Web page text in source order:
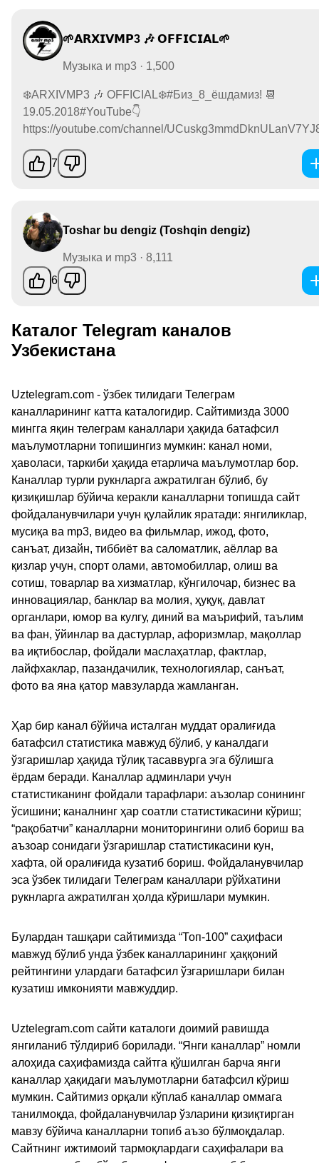
🌱𝗔𝗥𝗫𝗜𝗩𝗠𝗣3 🎶 𝗢𝗙𝗙𝗜𝗖𝗜𝗔𝗟🌱
Музыка и mp3 · 1,500
❄️ARXIVMP3 🎶 OFFICIAL❄️#Биз_8_ёшдамиз! 📆
19.05.2018#YouTube👇
https://youtube.com/channel/
7
Toshar bu dengiz (Toshqin dengiz)
Музыка и mp3 · 8,111
6
Каталог Telegram каналов
Узбекистана
Uztelegram.com - ўзбек тилидаги Телеграм
каналларининг катта каталогидир. Сайтимизда 3000
мингга яқин телеграм каналлари ҳақида батафсил
маълумотларни топишингиз мумкин: канал номи,
ҳаволаси, таркиби ҳақида етарлича маълумотлар бор.
Каналлар турли рукнларга ажратилган бўлиб, бу
қизиқишлар бўйича керакли каналларни топишда сайт
фойдаланувчилари учун қулайлик яратади: янгиликлар,
мусиқа ва mp3, видео ва фильмлар, ижод, фото,
санъат, дизайн, тиббиёт ва саломатлик, аёллар ва
қизлар учун, спорт олами, автомобиллар, олиш ва
сотиш, товарлар ва хизматлар, кўнгилочар, бизнес ва
инновациялар, банклар ва молия, ҳуқуқ, давлат
органлари, юмор ва кулгу, диний ва маърифий, таълим
ва фан, ўйинлар ва дастурлар, афоризмлар, мақоллар
ва иқтибослар, фойдали маслаҳатлар, фактлар,
лайфхаклар, пазандачилик, технологиялар, санъат,
фото ва яна қатор мавзуларда жамланган.
Ҳар бир канал бўйича исталган муддат оралиғида
батафсил статистика мавжуд бўлиб, у каналдаги
ўзгаришлар ҳақида тўлиқ тасаввурга эга бўлишга
ёрдам беради. Каналлар админлари учун
статистиканинг фойдали тарафлари: аъзолар сонининг
ўсишини; каналнинг ҳар соатли статистикасини кўриш;
“рақобатчи” каналларни мониторингини олиб бориш ва
аъзоар сонидаги ўзгаришлар статистикасини кун,
хафта, ой оралиғида кузатиб бориш. Фойдаланувчилар
эса ўзбек тилидаги Телеграм каналлари рўйхатини
рукнларга ажратилган ҳолда кўришлари мумкин.
Булардан ташқари сайтимизда “Топ-100” саҳифаси
мавжуд бўлиб унда ўзбек каналларининг ҳаққоний
рейтингини улардаги батафсил ўзгаришлари билан
кузатиш имконияти мавжуддир.
Uztelegram.com сайти каталоги доимий равишда
янгиланиб тўлдириб борилади. “Янги каналлар” номли
алоҳида саҳифамизда сайтга қўшилган барча янги
каналлар ҳақидаги маълумотларни батафсил кўриш
мумкин. Сайтимиз орқали кўплаб каналлар оммага
танилмоқда, фойдаланувчилар ўзларини қизиқтирган
мавзу бўйича каналларни топиб аъзо бўлмоқдалар.
Сайтнинг ижтимоий тармоқлардаги саҳифалари ва